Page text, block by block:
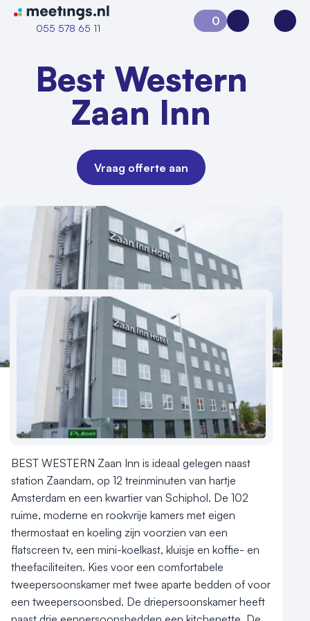
Naar home van Meetings
055 578 65 11
Vraag locatie aan
Locatiegids
Meld locatie aan
Nieuws
Reviews (5⭐️)
Contact
0
Aanvraag 0Inloggen
Best Western
Zaan Inn
Vraag offerte aan
Aantal hotelkamers
Hotelclassificatie
BEST WESTERN Zaan Inn is ideaal gelegen naast
station Zaandam, op 12 treinminuten van hartje
Amsterdam en een kwartier van Schiphol. De 102
ruime, moderne en rookvrije kamers met eigen
thermostaat en koeling zijn voorzien van een
flatscreen tv, een mini-koelkast, kluisje en koffie- en
theefaciliteiten. Kies voor een comfortabele
tweepersoonskamer met twee aparte bedden of voor
een tweepersoonsbed. De driepersoonskamer heeft